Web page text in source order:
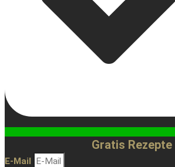
Gratis Rezepte
E-Mail